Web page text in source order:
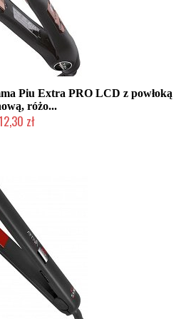
Piu Extra PRO LCD z powłoką
różo...
zł